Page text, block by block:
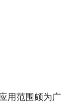
用范围颇为广